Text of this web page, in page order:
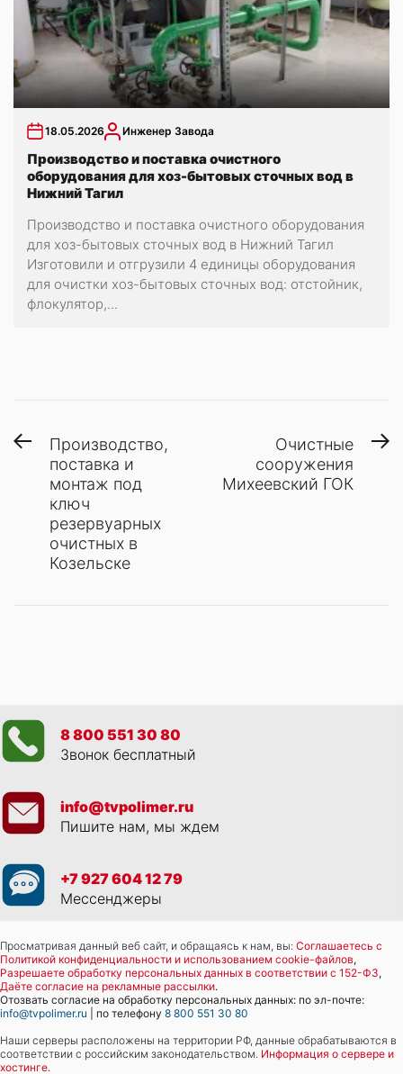
18.05.2026 Инженер Завода
Производство и поставка очистного
оборудования для хоз-бытовых сточных вод в
Нижний Тагил
Производство и поставка очистного оборудования
для хоз-бытовых сточных вод в Нижний Тагил
Изготовили и отгрузили 4 единицы оборудования
для очистки хоз-бытовых сточных вод: отстойник,
флокулятор,...
Навигация
записям
Предыдущая
запись:
Производство,
поставка и
монтаж под
ключ
резервуарных
очистных в
Козельске
Очистные
сооружения
Михеевский ГОК
8 800 551 30 80
Звонок бесплатный
info@tvpolimer.ru
Пишите нам, мы ждем
+7 927 604 12 79
Мессенджеры
Просматривая данный веб сайт, и обращаясь к нам, вы: Соглашаетесь с
Политикой конфиденциальности и использованием cookie-файлов,
Разрешаете обработку персональных данных в соответствии с 152-ФЗ,
Даёте согласие на рекламные рассылки.
Отозвать согласие на обработку персональных данных: по эл-почте:
info@tvpolimer.ru | по телефону 8 800 551 30 80
Наши серверы расположены на территории РФ, данные обрабатываются в
соответствии с российским законодательством. Информация о сервере и
хостинге.